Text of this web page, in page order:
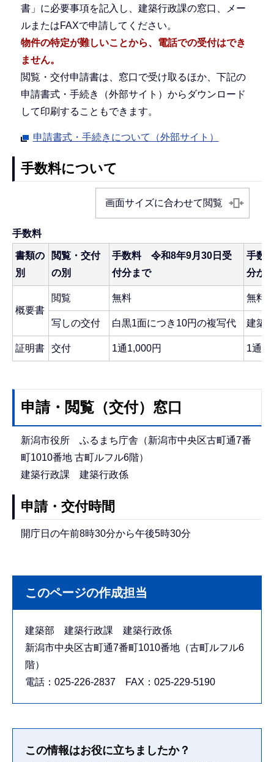
書」に必要事項を記入し、建築行政課の窓口、メー
ルまたはFAXで申請してください。
物件の特定が難しいことから、電話での受付はでき
ません。
閲覧・交付申請書は、窓口で受け取るほか、下記の
申請書式・手続き（外部サイト）からダウンロード
して印刷することもできます。
申請書式・手続きについて（外部サイト）
手数料について
画面サイズに合わせて閲覧
手数料
書類の
別
閲覧・交付
の別
手数料 令和8年9月30日受
付分まで
手数
分か
概要書
閲覧 無料 無料
写しの交付 白黒1面につき10円の複写代 建築
証明書 交付 1通1,000円 1通
申請・閲覧（交付）窓口
新潟市役所 ふるまち庁舎（新潟市中央区古町通7番
町1010番地 古町ルフル6階）
建築行政課 建築行政係
申請・交付時間
開庁日の午前8時30分から午後5時30分
このページの作成担当
建築部 建築行政課 建築行政係
新潟市中央区古町通7番町1010番地（古町ルフル6
階）
電話：025-226-2837 FAX：025-229-5190
この情報はお役に立ちましたか？